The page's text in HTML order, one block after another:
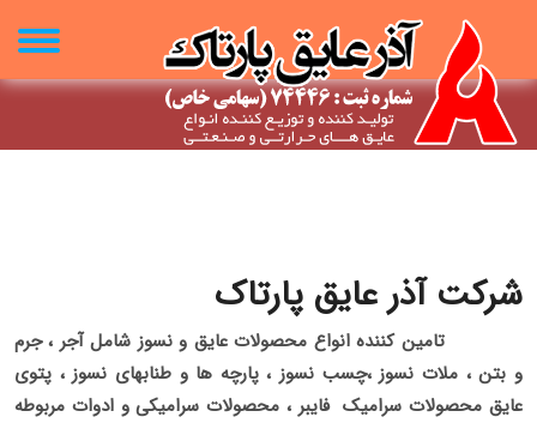
شرکت آذر عایق پارتاک
تامین کننده انواع محصولات عایق و نسوز شامل آجر ، جرم
و بتن ، ملات نسوز ،چسب نسوز ، پارچه ها و طنابهای نسوز ، پتوی
عایق محصولات سرامیک فایبر ، محصولات سرامیکی و ادوات مربوطه